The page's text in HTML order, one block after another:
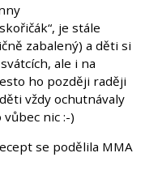
je stále
zabalený) a děti si
ale i na
ho později raději
vždy ochutnávaly
nic :-)
se podělila MMA